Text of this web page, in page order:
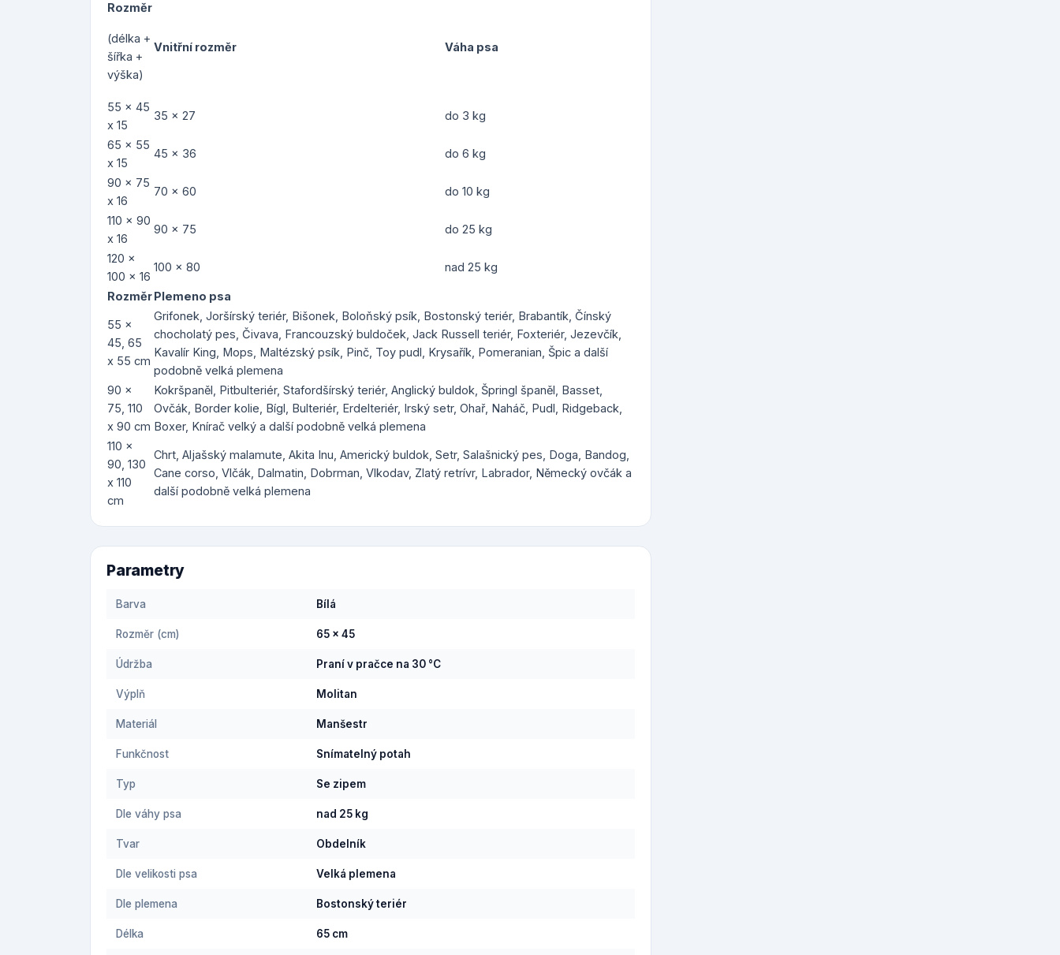
Rozměr
(délka +
šířka +
výška)
Vnitřní rozměr Váha psa
55 x 45
x 15
35 x 27 do 3 kg
65 x 55
x 15
45 x 36 do 6 kg
90 x 75
x 16
70 x 60 do 10 kg
110 x 90
x 16
90 x 75 do 25 kg
120 x
100 x 16
100 x 80 nad 25 kg
RozměrPlemeno psa
55 x
45, 65
x 55 cm
Grifonek, Joršírský teriér, Bišonek, Boloňský psík, Bostonský teriér, Brabantík, Čínský
chocholatý pes, Čivava, Francouzský buldoček, Jack Russell teriér, Foxteriér, Jezevčík,
Kavalír King, Mops, Maltézský psík, Pinč, Toy pudl, Krysařík, Pomeranian, Špic a další
podobně velká plemena
90 x
75, 110
x 90 cm
Kokršpaněl, Pitbulteriér, Stafordšírský teriér, Anglický buldok, Špringl španěl, Basset,
Ovčák, Border kolie, Bígl, Bulteriér, Erdelteriér, Irský setr, Ohař, Naháč, Pudl, Ridgeback,
Boxer, Knírač velký a další podobně velká plemena
110 x
90, 130
x 110
cm
Chrt, Aljašský malamute, Akita Inu, Americký buldok, Setr, Salašnický pes, Doga, Bandog,
Cane corso, Vlčák, Dalmatin, Dobrman, Vlkodav, Zlatý retrívr, Labrador, Německý ovčák a
další podobně velká plemena
Parametry
Barva Bílá
Rozměr (cm) 65 x 45
Údržba Praní v pračce na 30 °C
Výplň Molitan
Materiál Manšestr
Funkčnost Snímatelný potah
Typ Se zipem
Dle váhy psa nad 25 kg
Tvar Obdelník
Dle velikosti psa Velká plemena
Dle plemena Bostonský teriér
Délka 65 cm